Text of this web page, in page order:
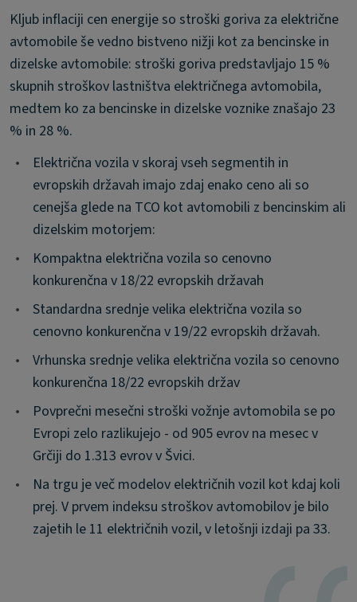
Kljub inflaciji cen energije so stroški goriva za električne
avtomobile še vedno bistveno nižji kot za bencinske in
dizelske avtomobile: stroški goriva predstavljajo 15 %
skupnih stroškov lastništva električnega avtomobila,
medtem ko za bencinske in dizelske voznike znašajo 23
% in 28 %.
•
Električna vozila v skoraj vseh segmentih in
evropskih državah imajo zdaj enako ceno ali so
cenejša glede na TCO kot avtomobili z bencinskim ali
dizelskim motorjem:
•
Kompaktna električna vozila so cenovno
konkurenčna v 18/22 evropskih državah
•
Standardna srednje velika električna vozila so
cenovno konkurenčna v 19/22 evropskih državah.
•
Vrhunska srednje velika električna vozila so cenovno
konkurenčna 18/22 evropskih držav
•
Povprečni mesečni stroški vožnje avtomobila se po
Evropi zelo razlikujejo - od 905 evrov na mesec v
Grčiji do 1.313 evrov v Švici.
•
Na trgu je več modelov električnih vozil kot kdaj koli
prej. V prvem indeksu stroškov avtomobilov je bilo
zajetih le 11 električnih vozil, v letošnji izdaji pa 33.